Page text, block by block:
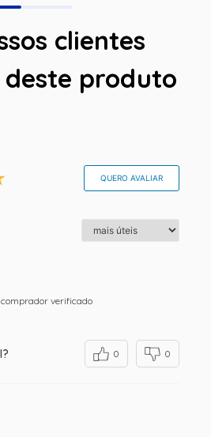
clientes
produto
QUERO AVALIAR
comprador verificado
0 0